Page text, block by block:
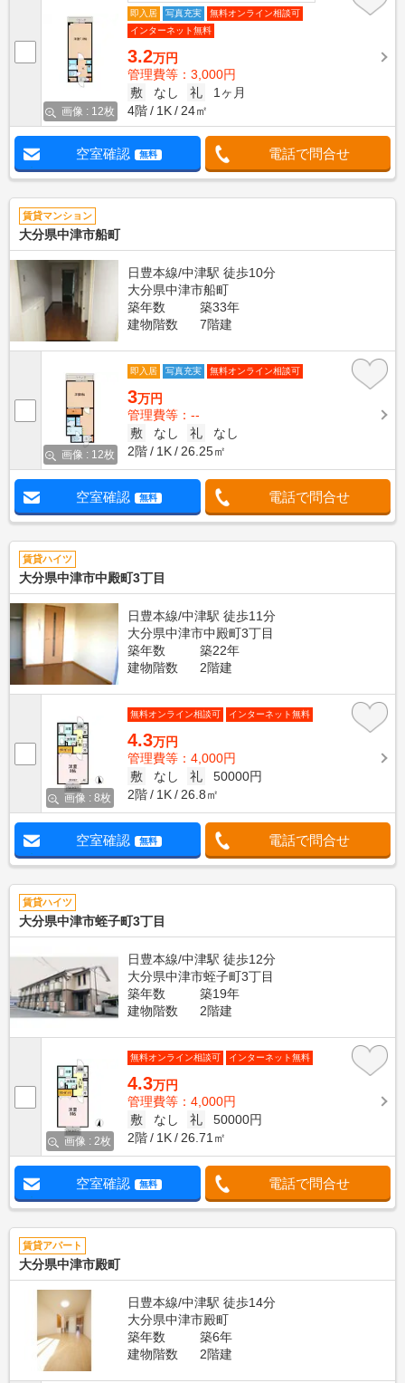
画像 : 12枚
即入居
写真充実
無料オンライン相談可
インターネット無料
3.2万円
管理費等：3,000円
敷
なし 礼
1ヶ月
4階
1K 24㎡
空室確認 無料 電話で問合せ
賃貸マンション
大分県中津市船町
日豊本線/中津駅 徒歩10分
大分県中津市船町
築年数
築33年
建物階数
7階建
画像 : 12枚
即入居 写真充実 無料オンライン相談可
3万円
管理費等：--
敷
なし 礼
なし
2階
1K 26.25㎡
空室確認 無料 電話で問合せ
賃貸ハイツ
大分県中津市中殿町3丁目
日豊本線/中津駅 徒歩11分
大分県中津市中殿町3丁目
築年数
築22年
建物階数
2階建
画像 : 8枚
無料オンライン相談可 インターネット無料
4.3万円
管理費等：4,000円
敷
なし 礼
50000円
2階
1K 26.8㎡
空室確認 無料 電話で問合せ
賃貸ハイツ
大分県中津市蛭子町3丁目
日豊本線/中津駅 徒歩12分
大分県中津市蛭子町3丁目
築年数
築19年
建物階数
2階建
画像 : 2枚
無料オンライン相談可 インターネット無料
4.3万円
管理費等：4,000円
敷
なし 礼
50000円
2階
1K 26.71㎡
空室確認 無料 電話で問合せ
賃貸アパート
大分県中津市殿町
日豊本線/中津駅 徒歩14分
大分県中津市殿町
築年数
築6年
建物階数
2階建